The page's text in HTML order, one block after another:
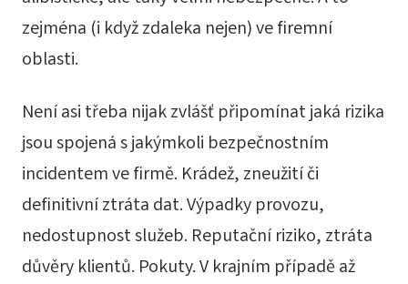
zejména (i když zdaleka nejen) ve firemní
oblasti.
Není asi třeba nijak zvlášť připomínat jaká rizika
jsou spojená s jakýmkoli bezpečnostním
incidentem ve firmě. Krádež, zneužití či
definitivní ztráta dat. Výpadky provozu,
nedostupnost služeb. Reputační riziko, ztráta
důvěry klientů. Pokuty. V krajním případě až